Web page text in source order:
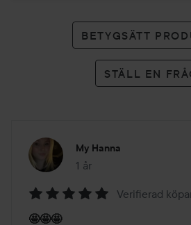
BETYGSÄTT
STÄLL EN
My Hanna
1 år
Inlägget skapades 1 år
Verifierad
🤩🤩🤩